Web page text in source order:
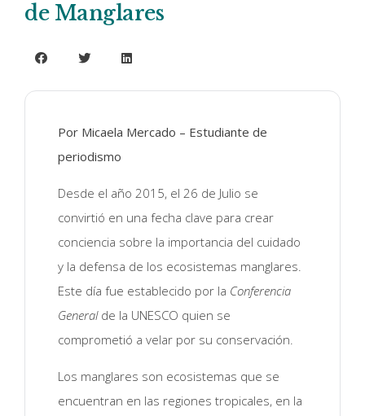
de Manglares
Por Micaela Mercado – Estudiante de
periodismo
Desde el año 2015, el 26 de Julio se
convirtió en una fecha clave para crear
conciencia sobre la importancia del cuidado
y la defensa de los ecosistemas manglares.
Este día fue establecido por la Conferencia
Generalde la UNESCO quien se
comprometió a velar por su conservación.
Los manglares son ecosistemas que se
encuentran en las regiones tropicales, en la